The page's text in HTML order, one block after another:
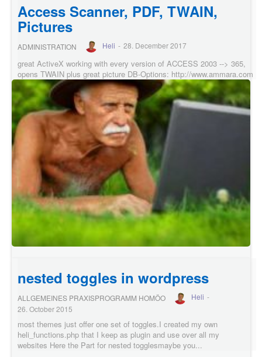
Access Scanner, PDF, TWAIN,
Pictures
ADMINISTRATION Heli - 28. December 2017
great ActiveX working with every version of ACCESS 2003 --> 365,
opens TWAIN plus great picture DB-Options: http://www.ammara.com
nested toggles in wordpress
ALLGEMEINES PRAXISPROGRAMM HOMÖO Heli -
26. October 2015
most themes just offer one set of toggles.I created my own
heli_functions.php that I keep as plugin and use over all my
websites Here the Part for nested togglesmaybe you...